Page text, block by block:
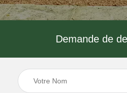
Demande de